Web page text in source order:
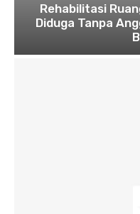
Rehabilitasi
Diduga Tanpa